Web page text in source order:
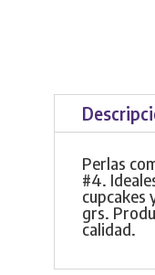
Perlas
#4.
cupcakes
grs.
calidad.